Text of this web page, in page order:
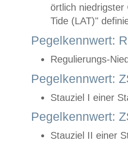
örtlich
Tide (LAT)"
Pegelkennwert:
Regulierungs-
Pegelkennwert:
Stauziel I einer
Pegelkennwert:
Stauziel II einer